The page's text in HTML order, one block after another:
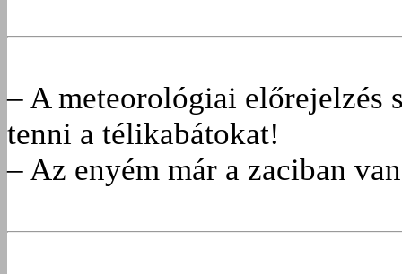
– A meteorológiai előrejelzés
tenni a télikabátokat!
– Az enyém már a zaciban